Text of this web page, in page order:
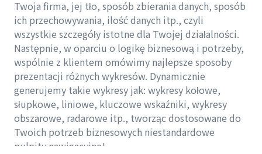
Twoja firma, jej tło, sposób zbierania danych, sposób
ich przechowywania, ilość danych itp., czyli
wszystkie szczegóły istotne dla Twojej działalności.
Następnie, w oparciu o logikę biznesową i potrzeby,
wspólnie z klientem omówimy najlepsze sposoby
prezentacji różnych wykresów. Dynamicznie
generujemy takie wykresy jak: wykresy kołowe,
słupkowe, liniowe, kluczowe wskaźniki, wykresy
obszarowe, radarowe itp., tworząc dostosowane do
Twoich potrzeb biznesowych niestandardowe
pulpity nawigacyjne!